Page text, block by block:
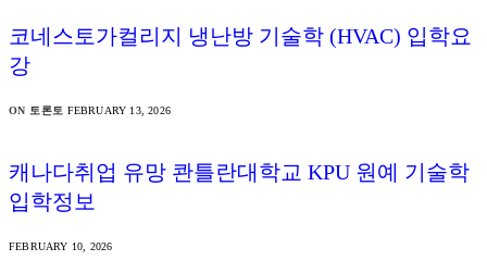
코네스토가컬리지 냉난방 기술학 (HVAC) 입학요
강
ON 토론토 FEBRUARY 13, 2026
캐나다취업 유망 콴틀란대학교 KPU 원예 기술학
입학정보
FEBRUARY 10, 2026